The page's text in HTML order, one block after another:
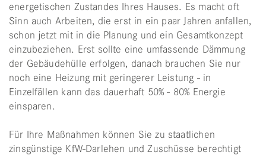
energetischen Zustandes Ihres Hauses. Es macht oft
Sinn auch Arbeiten, die erst in ein paar Jahren anfallen,
schon jetzt mit in die Planung und ein Gesamtkonzept
einzubeziehen. Erst sollte eine umfassende Dämmung
der Gebäudehülle erfolgen, danach brauchen Sie nur
noch eine Heizung mit geringerer Leistung - in
Einzelfällen kann das dauerhaft 50% - 80% Energie
einsparen.
Für Ihre Maßnahmen können Sie zu staatlichen
zinsgünstige KfW-Darlehen und Zuschüsse berechtigt